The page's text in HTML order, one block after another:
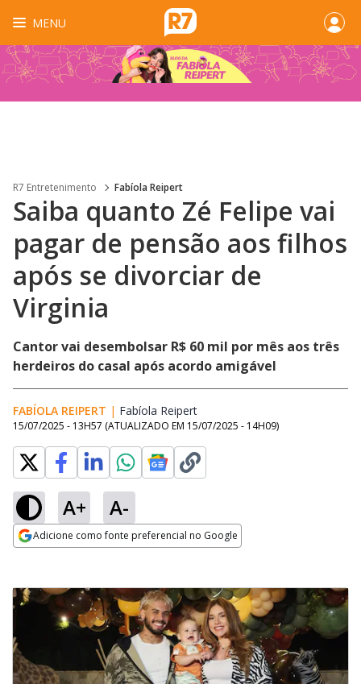
MENU
R7 Entretenimento Fabíola Reipert
Saiba quanto Zé Felipe vai
pagar de pensão aos filhos
após se divorciar de
Virginia
Cantor vai desembolsar R$ 60 mil por mês aos três
herdeiros do casal após acordo amigável
FABÍOLA REIPERT | Fabíola Reipert
15/07/2025 - 13H57 (ATUALIZADO EM 15/07/2025 - 14H09)
A+ A-
Adicione como fonte preferencial no Google